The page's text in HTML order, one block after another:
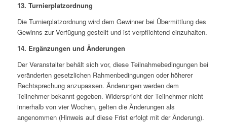
13. Turnierplatzordnung
Die Turnierplatzordnung wird dem Gewinner bei Übermittlung des
Gewinns zur Verfügung gestellt und ist verpflichtend einzuhalten.
14. Ergänzungen und Änderungen
Der Veranstalter behält sich vor, diese Teilnahmebedingungen bei
veränderten gesetzlichen Rahmenbedingungen oder höherer
Rechtsprechung anzupassen. Änderungen werden dem
Teilnehmer bekannt gegeben. Widerspricht der Teilnehmer nicht
innerhalb von vier Wochen, gelten die Änderungen als
angenommen (Hinweis auf diese Frist erfolgt mit der Änderung).